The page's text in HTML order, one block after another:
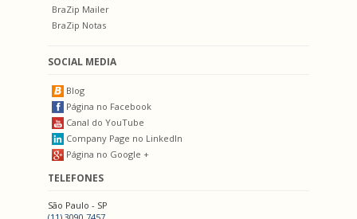
BraZip Mailer
BraZip Notas
SOCIAL MEDIA
Blog
Página no Facebook
Canal do YouTube
Company Page no LinkedIn
Página no Google +
TELEFONES
São Paulo - SP